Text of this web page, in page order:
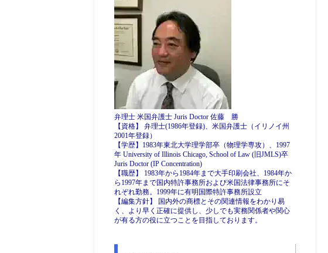
弁理士 米国弁護士 Juris Doctor 佐藤 勝
【資格】 弁理士(1986年登録)、米国弁護士（イリノイ州
2001年登録）
【学歴】1983年東北大学理学部卒（物理学専攻）、1997
年 University of Illinois Chicago, School of Law (旧JMLS)卒
Juris Doctor (IP Concentration)
【職歴】 1983年から1984年まで大手印刷会社、1984年か
ら1997年まで国内特許事務所および米国法律事務所にそ
れぞれ勤務。1999年に有明国際特許事務所設立
【編集方針】 国内外の商標とその関連情報をわかり易
く、より早く正確に提供し、少しでも実務関係者や関心
が有る方の役に立つことを目指しております。